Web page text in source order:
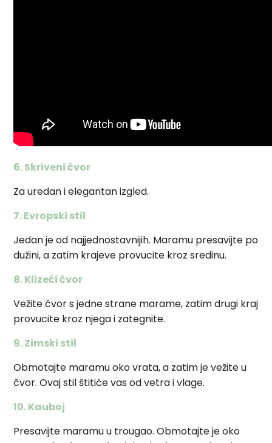
6. Skriveni čvor
Za uredan i elegantan izgled.
7. Evropski stil
Jedan je od najjednostavnijih. Maramu presavijte po
dužini, a zatim krajeve provucite kroz sredinu.
8. Klizeći čvor
Vežite čvor s jedne strane marame, zatim drugi kraj
provucite kroz njega i zategnite.
9. Zimski stil
Obmotajte maramu oko vrata, a zatim je vežite u
čvor. Ovaj stil štitiće vas od vetra i vlage.
10. Kauboj
Presavijte maramu u trougao. Obmotajte je oko